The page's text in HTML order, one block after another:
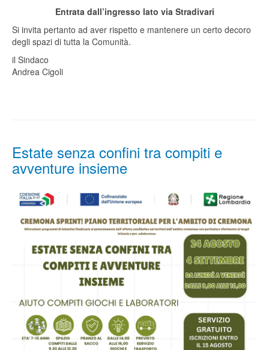
Entrata dall’ingresso lato via Stradivari
Si invita pertanto ad aver rispetto e mantenere un certo decoro
degli spazi di tutta la Comunità.
il Sindaco
Andrea Cigoli
Estate senza confini tra compiti e
avventure insieme